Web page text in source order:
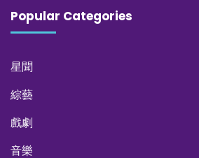
Popular Categories
星聞
綜藝
戲劇
音樂